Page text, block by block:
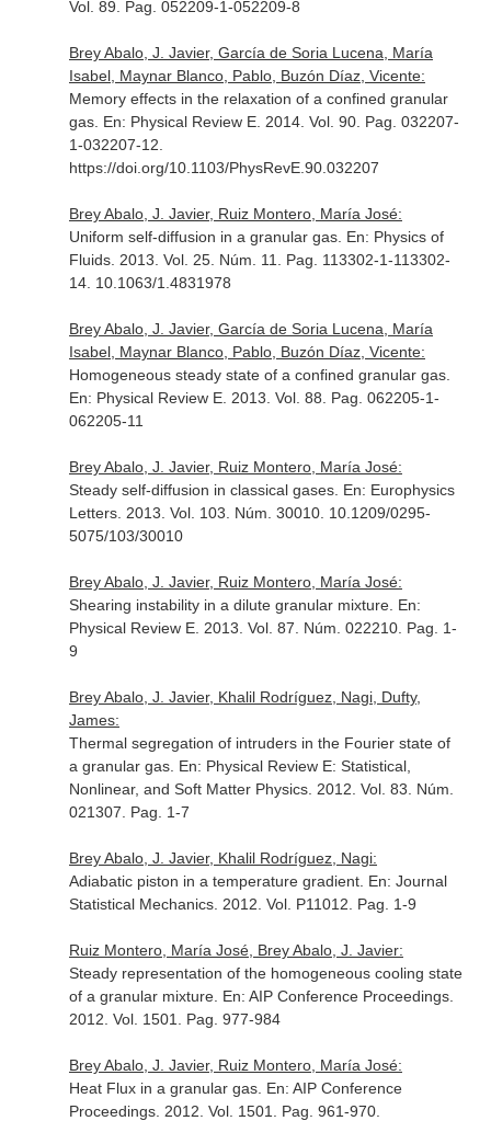
Vol. 89. Pag. 052209-1-052209-8
Brey Abalo, J. Javier, García de Soria Lucena, María
Isabel, Maynar Blanco, Pablo, Buzón Díaz, Vicente:
Memory effects in the relaxation of a confined granular
gas. En: Physical Review E. 2014. Vol. 90. Pag. 032207-
1-032207-12.
https://doi.org/10.1103/PhysRevE.90.032207
Brey Abalo, J. Javier, Ruiz Montero, María José:
Uniform self-diffusion in a granular gas. En: Physics of
Fluids. 2013. Vol. 25. Núm. 11. Pag. 113302-1-113302-
14. 10.1063/1.4831978
Brey Abalo, J. Javier, García de Soria Lucena, María
Isabel, Maynar Blanco, Pablo, Buzón Díaz, Vicente:
Homogeneous steady state of a confined granular gas.
En: Physical Review E. 2013. Vol. 88. Pag. 062205-1-
062205-11
Brey Abalo, J. Javier, Ruiz Montero, María José:
Steady self-diffusion in classical gases. En: Europhysics
Letters. 2013. Vol. 103. Núm. 30010. 10.1209/0295-
5075/103/30010
Brey Abalo, J. Javier, Ruiz Montero, María José:
Shearing instability in a dilute granular mixture. En:
Physical Review E. 2013. Vol. 87. Núm. 022210. Pag. 1-
9
Brey Abalo, J. Javier, Khalil Rodríguez, Nagi, Dufty,
James:
Thermal segregation of intruders in the Fourier state of
a granular gas. En: Physical Review E: Statistical,
Nonlinear, and Soft Matter Physics. 2012. Vol. 83. Núm.
021307. Pag. 1-7
Brey Abalo, J. Javier, Khalil Rodríguez, Nagi:
Adiabatic piston in a temperature gradient. En: Journal
Statistical Mechanics. 2012. Vol. P11012. Pag. 1-9
Ruiz Montero, María José, Brey Abalo, J. Javier:
Steady representation of the homogeneous cooling state
of a granular mixture. En: AIP Conference Proceedings.
2012. Vol. 1501. Pag. 977-984
Brey Abalo, J. Javier, Ruiz Montero, María José:
Heat Flux in a granular gas. En: AIP Conference
Proceedings. 2012. Vol. 1501. Pag. 961-970.